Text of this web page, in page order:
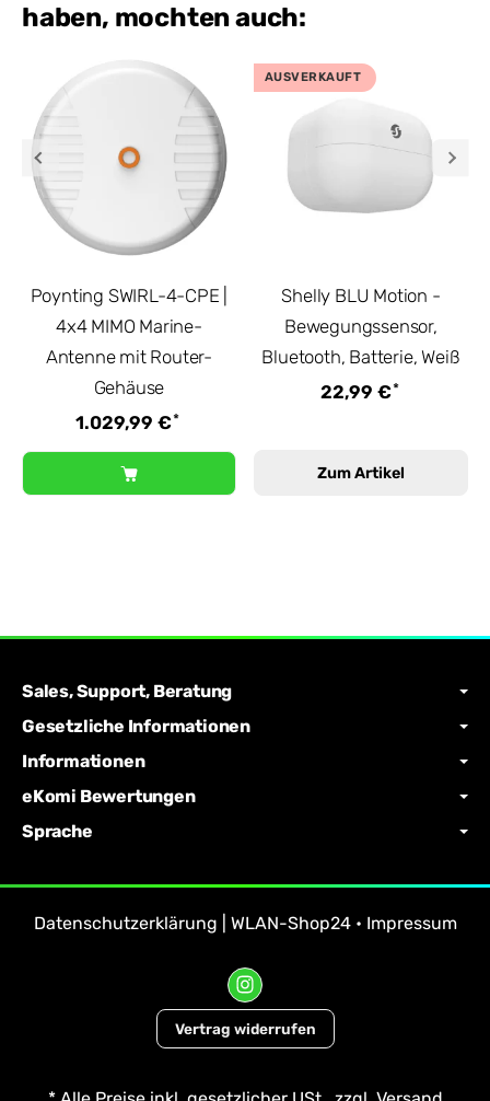
haben, mochten auch:
Poynting SWIRL-4-CPE |
4x4 MIMO Marine-
Antenne mit Router-
Gehäuse
1.029,99 €*
AUSVERKAUFT
Shelly BLU Motion -
Bewegungssensor,
Bluetooth, Batterie, Weiß
22,99 €*
Zum Artikel
Sales, Support, Beratung
Gesetzliche Informationen
Informationen
eKomi Bewertungen
Sprache
Datenschutzerklärung | WLAN-Shop24 • Impressum
Vertrag widerrufen